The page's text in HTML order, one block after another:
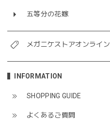
五等分の花嫁
メガニケストアオンライン
INFORMATION
SHOPPING GUIDE
よくあるご質問